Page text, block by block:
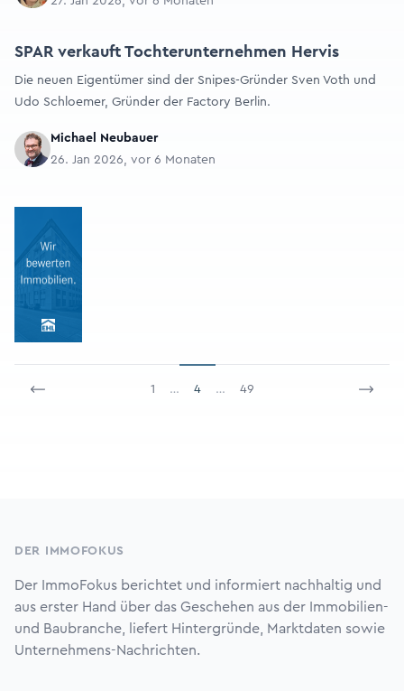
SPAR verkauft Tochterunternehmen Hervis
Die neuen Eigentümer sind der Snipes-Gründer Sven Voth und
Udo Schloemer, Gründer der Factory Berlin.
Michael Neubauer
26. Jan 2026, vor 6 Monaten
1 … 4 … 49
DER IMMOFOKUS
Der ImmoFokus berichtet und informiert nachhaltig und
aus erster Hand über das Geschehen aus der Immobilien-
und Baubranche, liefert Hintergründe, Marktdaten sowie
Unternehmens-Nachrichten.